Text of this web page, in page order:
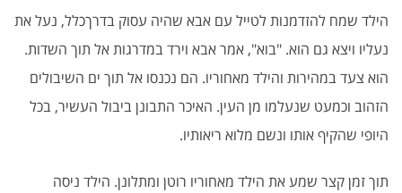
הילד שמח להזדמנות לטייל עם אבא שהיה עסוק בדרךכלל, נעל את
נעליו ויצא גם הוא. "בוא", אמר אבא וירד במדרגות אל תוך השדות.
הוא צעד במהירות והילד מאחוריו. הם נכנסו אל תוך ים השיבולים
הזהוב וכמעט שנעלמו מן העין. האיכר התבונן ביבול העשיר, בכל
היופי שהקיף אותו ונשם מלוא ריאותיו.
תוך זמן קצר שמע את הילד מאחוריו רוטן ומתלונן. הילד ניסה